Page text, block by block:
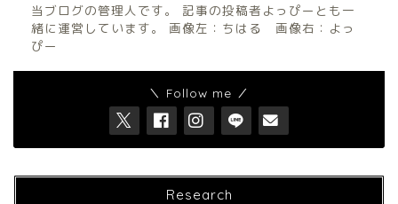
当ブログの管理人です。 記事の投稿者よっぴーとも一
緒に運営しています。 画像左：ちはる 画像右：よっ
ぴー
＼ Follow me ／
Research